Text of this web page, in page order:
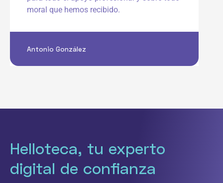
moral que hemos recibido.
Antonio González
Helloteca, tu experto
digital de confianza